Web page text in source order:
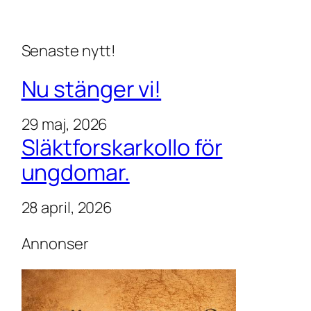
Senaste nytt!
Nu stänger vi!
29 maj, 2026
Släktforskarkollo för
ungdomar.
28 april, 2026
Annonser